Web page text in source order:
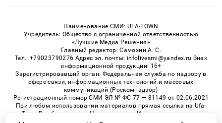
Наименование СМИ: UFA-TOWN
Учредитель: Общество с ограниченной ответственностью
«Лучшие Медиа Решения»
Главный редактор: Самохин А. С.
Тел.: +79023790276 Адрес эл. почты: infolivesmi@yandex.ru Знак
информационной продукции: 16+
Зарегистрировавший орган: Федеральная служба по надзору в
сфере связи, информационных технологий и массовых
коммуникаций (Роскомнадзор)
Регистрационный номер СМИ ЭЛ № ФС 77 — 81149 от 02.06.2021
При любом использовании материалов прямая ссылка на Ufa-
Town.Ru обязательна. Цитирование в Интернете возможно
только при наличии письменного разрешения.